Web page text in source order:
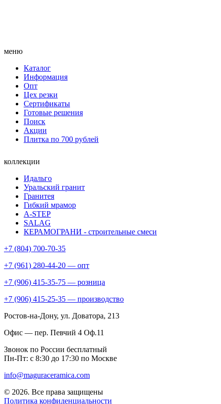
меню
Каталог
Информация
Опт
Цех резки
Сертификаты
Готовые решения
Поиск
Акции
Плитка по 700 рублей
коллекции
Идальго
Уральский гранит
Гранитея
Гибкий мрамор
A-STEP
SALAG
КЕРАМОГРАНИ - строительные смеси
+7 (804) 700-70-35
+7 (961) 280-44-20 — опт
+7 (906) 415-35-75 — розница
+7 (906) 415-25-35 — производство
Ростов-на-Дону, ул. Доватора, 213
Офис — пер. Певчий 4 Оф.11
Звонок по России бесплатный
Пн-Пт: с 8:30 до 17:30 по Москве
info@maguraceramica.com
© 2026. Все права защищены
Политика конфиденциальности